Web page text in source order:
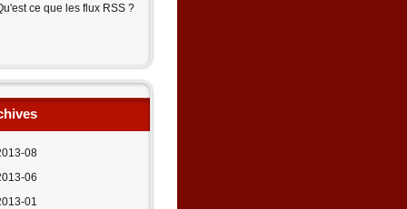
ce que les flux RSS ?
08
06
01